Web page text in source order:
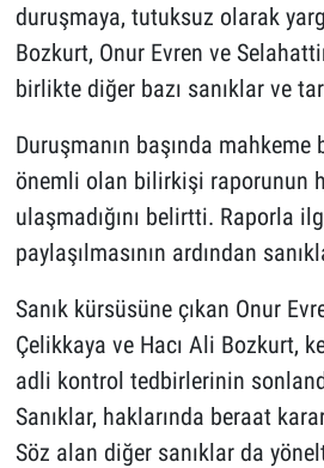
duruşmaya, tutuksuz olarak
Bozkurt, Onur Evren ve
birlikte diğer bazı sanıklar ve
Duruşmanın başında mahkeme
önemli olan bilirkişi raporunun
ulaşmadığını belirtti. Raporla
paylaşılmasının ardından
Sanık kürsüsüne çıkan Onur
Çelikkaya ve Hacı Ali Bozkurt,
adli kontrol tedbirlerinin
Sanıklar, haklarında beraat
Söz alan diğer sanıklar da